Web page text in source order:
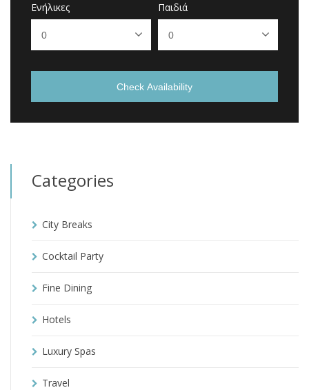
Ενήλικες Παιδιά
Check Availability
Categories
City Breaks
Cocktail Party
Fine Dining
Hotels
Luxury Spas
Travel